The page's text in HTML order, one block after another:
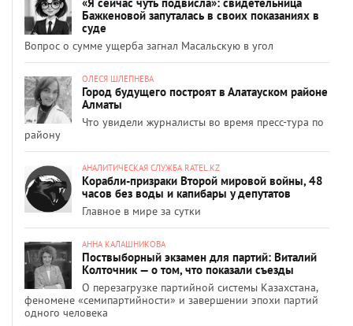
«Я сейчас чуть подвисла»: свидетельница
Бажкеновой запуталась в своих показаниях в
суде
Вопрос о сумме ущерба загнал Масальскую в угол
ОЛЕСЯ ШЛЕПНЕВА
Город будущего построят в Алатауском районе
Алматы
Что увидели журналисты во время пресс-тура по
району
АНАЛИТИЧЕСКАЯ СЛУЖБА RATEL.KZ
Корабли-призраки Второй мировой войны, 48
часов без воды и капибары у депутатов
Главное в мире за сутки
АННА КАЛАШНИКОВА
Поствыборный экзамен для партий: Виталий
Колточник — о том, что показали съезды
О перезагрузке партийной системы Казахстана,
феномене «семипартийности» и завершении эпохи партий
одного человека